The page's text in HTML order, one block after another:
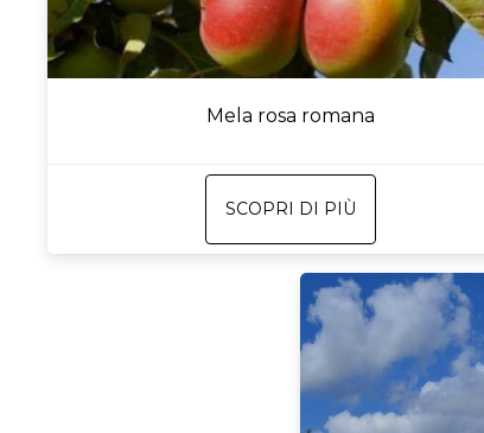
Mela rosa romana
SCOPRI DI PIÙ